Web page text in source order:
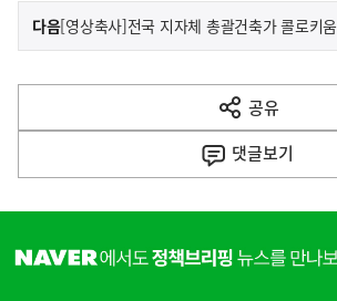
이
전
다
음
다음기
사
[영상축사]전국 지자체 총괄건축가 콜로키움
공유
열
기
댓글보기
단